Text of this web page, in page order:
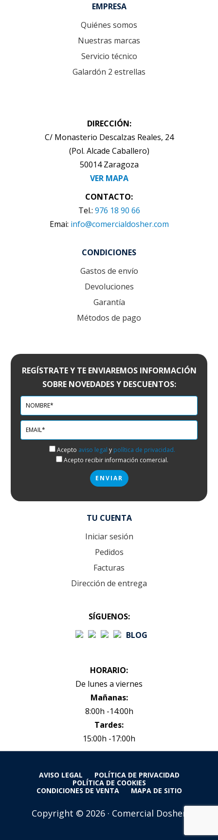
EMPRESA
Quiénes somos
Nuestras marcas
Servicio técnico
Galardón 2 estrellas
DIRECCIÓN:
C/ Monasterio Descalzas Reales, 24
(Pol. Alcade Caballero)
50014 Zaragoza
VER MAPA
CONTACTO:
Tel.: 976 18 90 66
Emai: info@comercialdosher.com
CONDICIONES
Gastos de envío
Devoluciones
Garantía
Métodos de pago
REGÍSTRATE Y TE ENVIAREMOS INFORMACIÓN
SOBRE NOVEDADES Y DESCUENTOS:
Acepto aviso legal y política de privacidad.
Acepto recibir información comercial.
TU CUENTA
Iniciar sesión
Pedidos
Facturas
Dirección de entrega
SÍGUENOS:
BLOG
HORARIO:
De lunes a viernes
Mañanas:
8:00h -14:00h
Tardes:
15:00h -17:00h
AVISO LEGAL
POLÍTICA DE PRIVACIDAD
POLÍTICA DE COOKIES
CONDICIONES DE VENTA
MAPA DE SITIO
Copyright © 2026 · Comercial Dosher